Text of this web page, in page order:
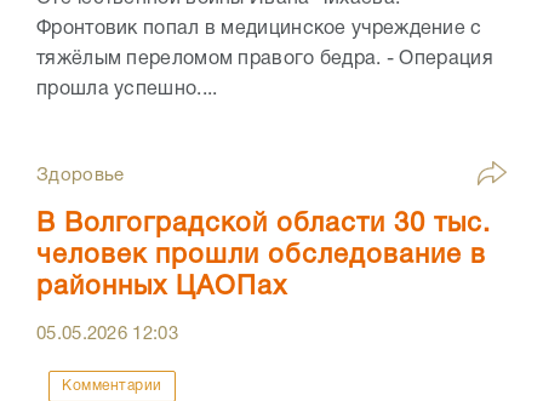
Фронтовик попал в медицинское учреждение с
тяжёлым переломом правого бедра. - Операция
прошла успешно....
Здоровье
В Волгоградской области 30 тыс.
человек прошли обследование в
районных ЦАОПах
05.05.2026 12:03
Комментарии